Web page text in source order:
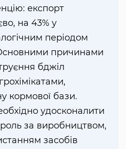
експорт
на 43% у
періодом
причинами
бджіл
кормової бази.
удосконалити
за виробництвом,
засобів